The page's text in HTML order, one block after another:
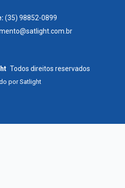
(35) 98852-0899
Todos direitos reservados
porSatlight